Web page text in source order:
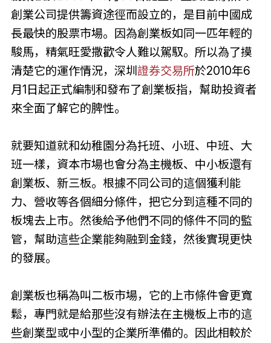
創業公司提供籌資途徑而設立的，是目前中國成
長最快的股票市場。因為創業板如同一匹年輕的
駿馬，精氣旺愛撒歡令人難以駕馭。所以為了摸
清楚它的運作情況，深圳證券交易所於2010年6
月1日起正式編制和發布了創業板指，幫助投資者
來全面了解它的脾性。
就要知道就和幼稚園分為托班、小班、中班、大
班一樣，資本市場也會分為主機板、中小板還有
創業板、新三板。根據不同公司的這個獲利能
力、營收等各個細分條件，把它分到這種不同的
板塊去上市。然後給予他們不同的條件不同的監
管，幫助這些企業能夠融到金錢，然後實現更快
的發展。
創業板也稱為叫二板市場，它的上市條件會更寬
鬆，專門就是給那些沒有辦法在主機板上市的這
些創業型或中小型的企業所準備的。因此相較於